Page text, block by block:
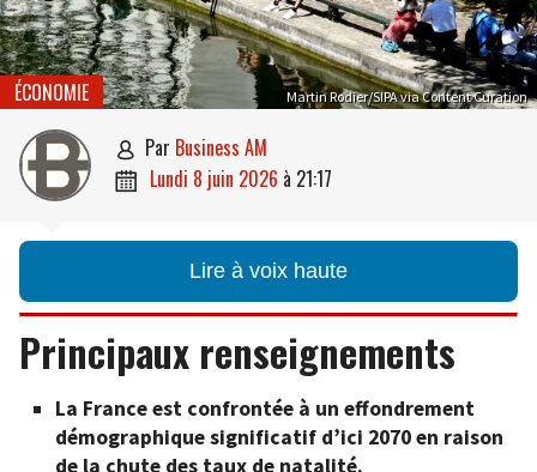
Martin Rodier/SIPA via Content Curation
ÉCONOMIE
 par Business AM
 lundi 8 juin 2026 à 21:17
Lire à voix haute
Principaux renseignements
La France est confrontée à un effondrement
démographique significatif d’ici 2070 en raison
de la chute des taux de natalité.